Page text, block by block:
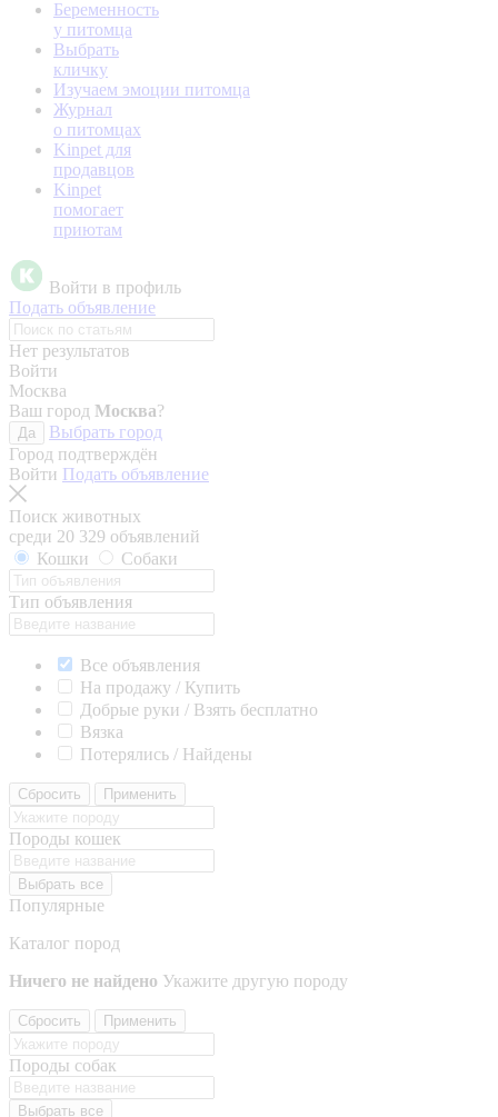
Беременность
у питомца
Выбрать
кличку
Изучаем эмоции питомца
Журнал
о питомцах
Kinpet для
продавцов
Kinpet
помогает
приютам
Войти в профиль
Подать объявление
Нет результатов
Войти
Москва
Ваш город Москва?
Да
Выбрать город
Город подтверждён
Войти Подать объявление
Поиск животных
среди 20 329 объявлений
Кошки
Собаки
Тип объявления
Все объявления
На продажу / Купить
Добрые руки / Взять бесплатно
Вязка
Потерялись / Найдены
Сбросить Применить
Породы кошек
Выбрать все
Популярные
Каталог пород
Ничего не найдено Укажите другую породу
Сбросить Применить
Породы собак
Выбрать все